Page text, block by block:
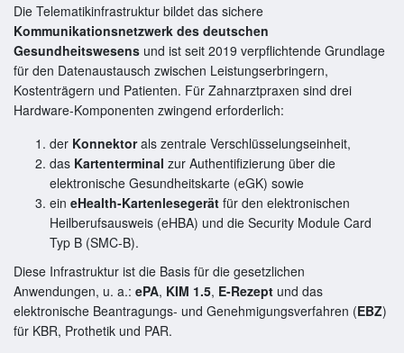
Die Telematikinfrastruktur bildet das sichere
Kommunikationsnetzwerk des deutschen
Gesundheitswesens und ist seit 2019 verpflichtende Grundlage
für den Datenaustausch zwischen Leistungserbringern,
Kostenträgern und Patienten. Für Zahnarztpraxen sind drei
Hardware-Komponenten zwingend erforderlich:
der Konnektorals zentrale Verschlüsselungseinheit,
das Kartenterminal zur Authentifizierung über die
elektronische Gesundheitskarte (eGK) sowie
ein eHealth-Kartenlesegerät für den elektronischen
Heilberufsausweis (eHBA) und die Security Module Card
Typ B (SMC-B).
Diese Infrastruktur ist die Basis für die gesetzlichen
Anwendungen, u. a.: ePA, KIM 1.5, E-Rezept und das
elektronische Beantragungs- und Genehmigungsverfahren (EBZ)
für KBR, Prothetik und PAR.